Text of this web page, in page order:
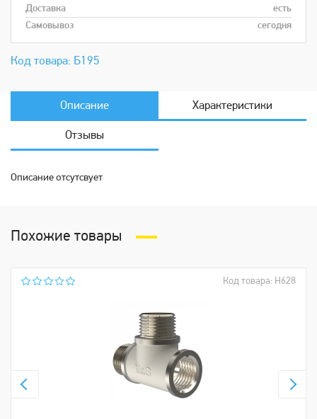
Код товара: Б195
Доставка
есть
Самовывоз
сегодня
Описание Характеристики
Отзывы
Описание отсутсвует
Похожие товары
Код товара: Н628